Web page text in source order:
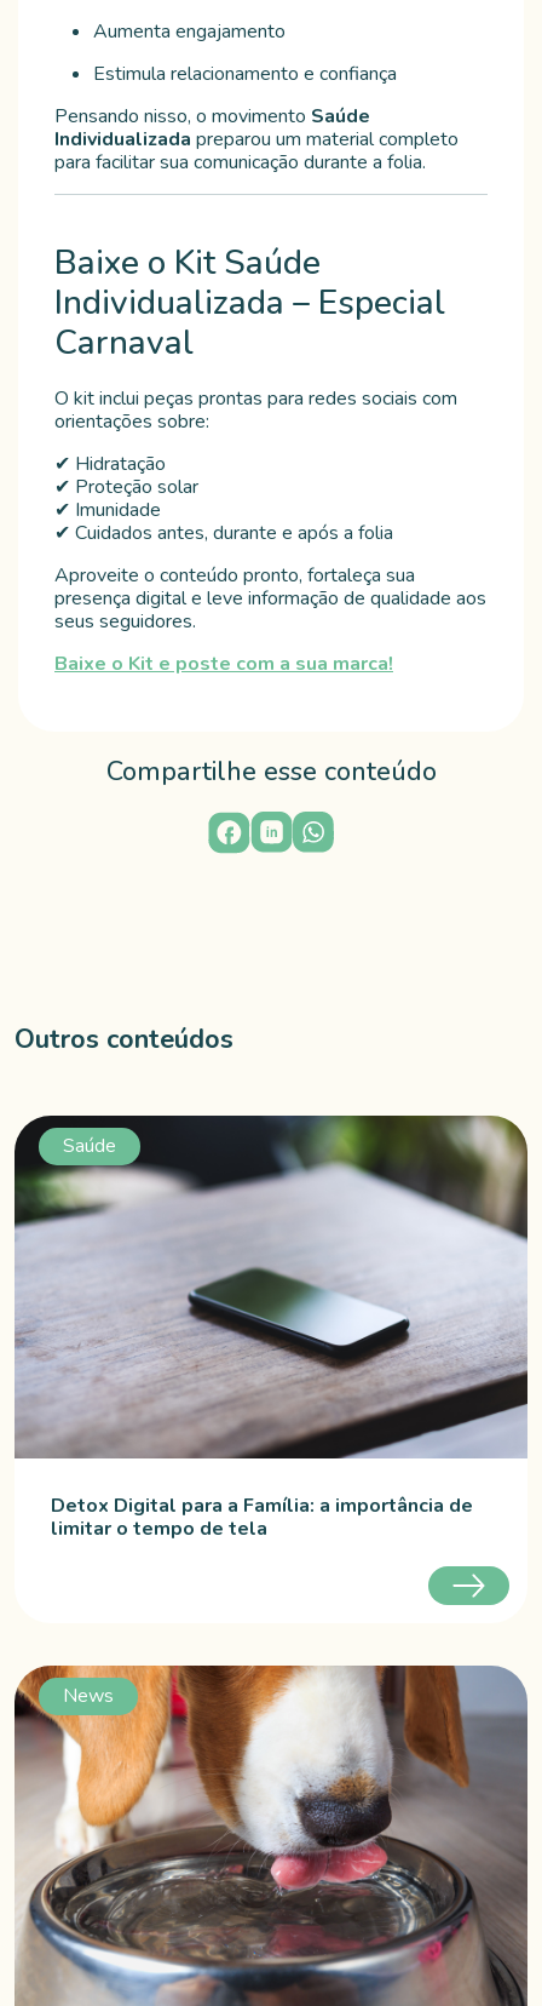
Aumenta engajamento
Estimula relacionamento e confiança
Pensando nisso, o movimento Saúde
Individualizada preparou um material completo
para facilitar sua comunicação durante a folia.
Baixe o Kit Saúde
Individualizada – Especial
Carnaval
O kit inclui peças prontas para redes sociais com
orientações sobre:
✔ Hidratação
✔ Proteção solar
✔ Imunidade
✔ Cuidados antes, durante e após a folia
Aproveite o conteúdo pronto, fortaleça sua
presença digital e leve informação de qualidade aos
seus seguidores.
Baixe o Kit e poste com a sua marca!
Compartilhe esse conteúdo
Outros conteúdos
Saúde
Detox Digital para a Família: a importância de
limitar o tempo de tela
News